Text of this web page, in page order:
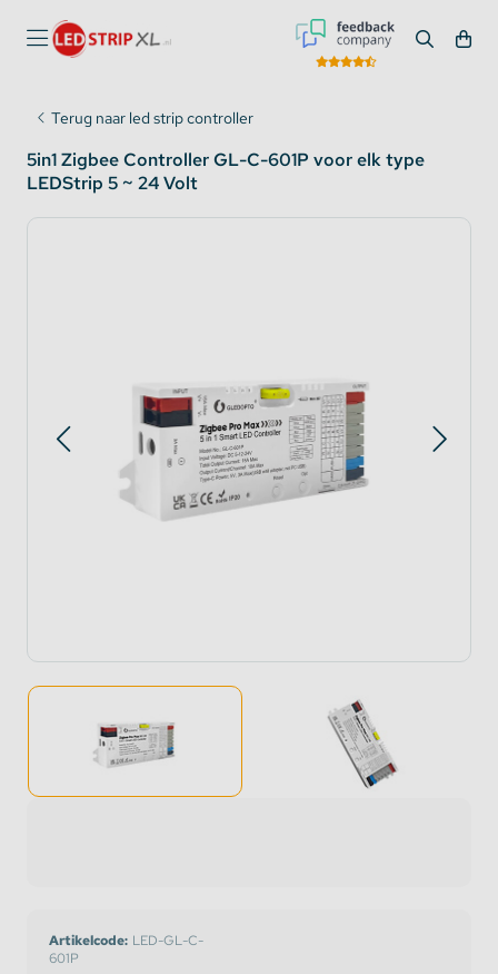
Terug naar led strip controller
5in1 Zigbee Controller GL-C-601P voor elk type
LEDStrip 5 ~ 24 Volt
Artikelcode: LED-GL-C-
601P